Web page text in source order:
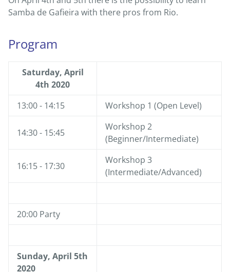
Samba de Gafieira with there pros from Rio.
Program
Saturday, April
4th 2020
13:00 - 14:15
Workshop 1 (Open Level)
14:30 - 15:45
Workshop 2
(Beginner/Intermediate)
16:15 - 17:30
Workshop 3
(Intermediate/Advanced)
20:00 Party
Sunday, April 5th
2020